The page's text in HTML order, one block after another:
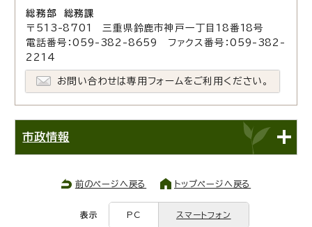
総務部 総務課
〒513-8701 三重県鈴鹿市神戸一丁目18番18号
電話番号：059-382-8659 ファクス番号：059-382-
2214
お問い合わせは専用フォームをご利用ください。
市政情報
前のページへ戻る トップページへ戻る
表示 PC スマートフォン